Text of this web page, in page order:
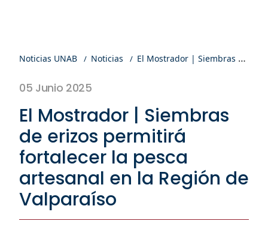
Noticias UNAB Noticias El Mostrador | Siembras de erizos permitirá fortalecer la pesca artesanal en la Región de Valparaíso
05 Junio 2025
El Mostrador | Siembras
de erizos permitirá
fortalecer la pesca
artesanal en la Región de
Valparaíso